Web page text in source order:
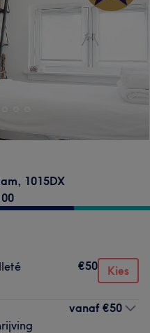
, 1015DX
€50 Kies
vanaf €50